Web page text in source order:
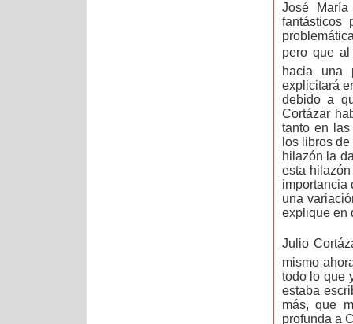
José María
fantásticos
pero que al
hacia una
explicitará
debido a
Cortázar
tanto en
los libros
hilazón la
esta
importancia
una
explique en
Julio
mismo
todo lo que
estaba
más, que
profunda a